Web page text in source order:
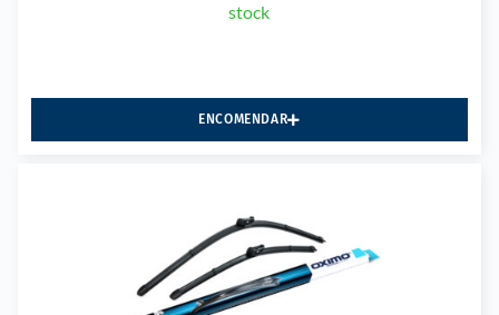
stock
ENCOMENDAR